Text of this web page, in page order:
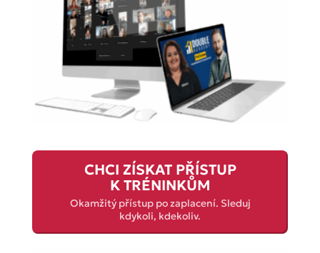
CHCI ZÍSKAT PŘÍSTUP
K TRÉNINKŮM
Okamžitý přístup po zaplacení. Sleduj
kdykoli, kdekoliv.